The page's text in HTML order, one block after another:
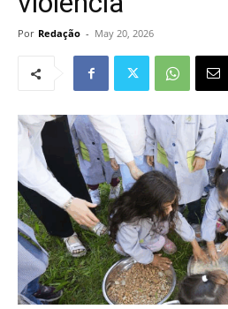
Por Redação - May 20, 2026